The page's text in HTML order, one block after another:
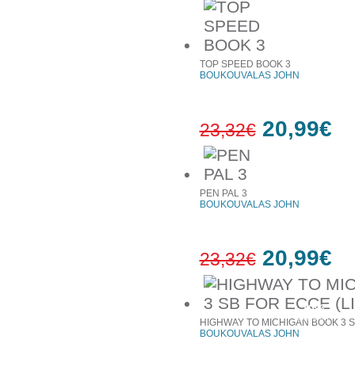
TOP SPEED BOOK 3
BOUKOUVALAS JOHN
23,32€ 20,99€
10%
έκπτωση
PEN PAL 3
BOUKOUVALAS JOHN
23,32€ 20,99€
HIGHWAY TO MICHIGAN BOOK 3
BOUKOUVALAS JOHN